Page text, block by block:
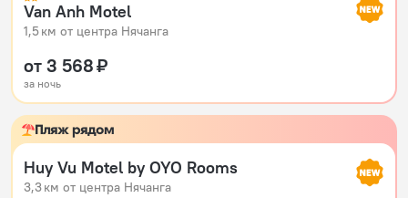
Van Anh Motel
1,5 км от центра Нячанга
от 3 568 ₽
за ночь
Пляж рядом
Huy Vu Motel by OYO Rooms
3,3 км от центра Нячанга